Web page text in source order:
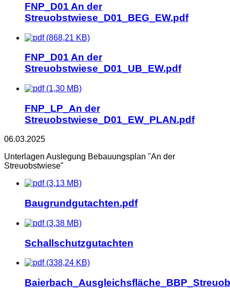
FNP_D01 An der
Streuobstwiese_D01_BEG_EW.pdf
(868,21 KB)
FNP_D01 An der
Streuobstwiese_D01_UB_EW.pdf
(1,30 MB)
FNP_LP_An der
Streuobstwiese_D01_EW_PLAN.pdf
06.03.2025
Unterlagen Auslegung Bebauungsplan "An der
Streuobstwiese"
(3,13 MB)
Baugrundgutachten.pdf
(3,38 MB)
Schallschutzgutachten
(338,24 KB)